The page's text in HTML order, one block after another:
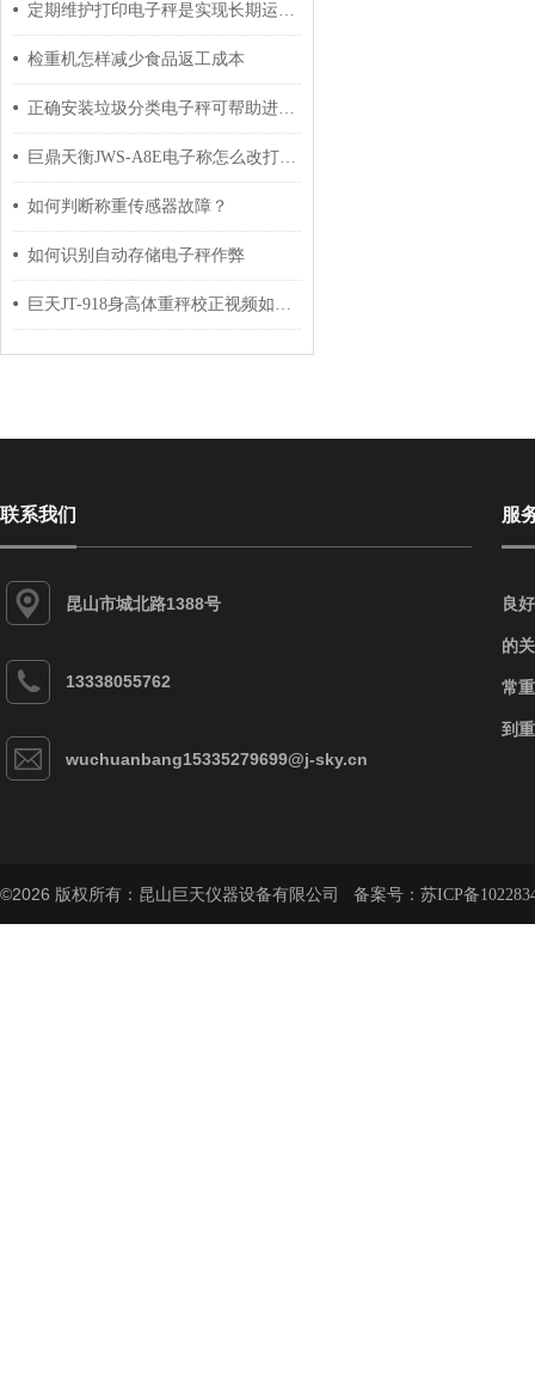
定期维护打印电子秤是实现长期运行的关键
检重机怎样减少食品返工成本
正确安装垃圾分类电子秤可帮助进行有效的垃圾分类
巨鼎天衡JWS-A8E电子称怎么改打印时间
如何判断称重传感器故障？
如何识别自动存储电子秤作弊
巨天JT-918身高体重秤校正视频如何操作
联系我们
昆山市城北路1388号
13338055762
wuchuanbang15335279699@j-sky.cn
服
良
的
常
到
©2026 版权所有：昆山巨天仪器设备有限公司 备案号： 苏ICP备